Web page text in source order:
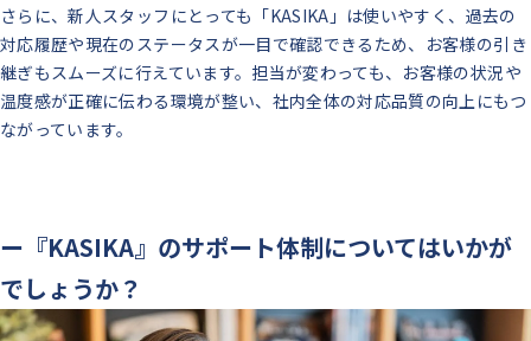
さらに、新人スタッフにとっても「KASIKA」は使いやすく、過去の
対応履歴や現在のステータスが一目で確認できるため、お客様の引き
継ぎもスムーズに行えています。担当が変わっても、お客様の状況や
温度感が正確に伝わる環境が整い、社内全体の対応品質の向上にもつ
ながっています。
ー『KASIKA』のサポート体制についてはいかが
でしょうか？